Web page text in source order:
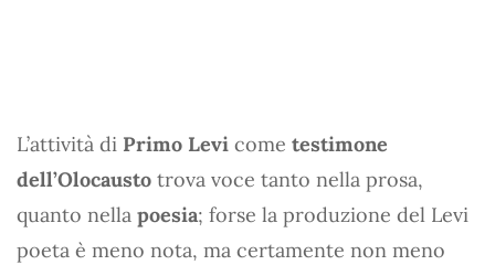
L’attività di Primo Levi come testimone
dell’Olocausto trova voce tanto nella prosa,
quanto nella poesia; forse la produzione del Levi
poeta è meno nota, ma certamente non meno